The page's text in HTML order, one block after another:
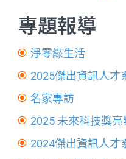
專題報導
淨零綠生活
2025傑出資訊人才
名家專訪
2025 未來科技獎
2024傑出資訊人才